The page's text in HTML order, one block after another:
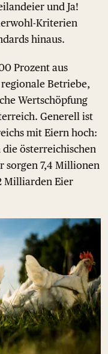
und Ja!
Kriterien
hinaus.
Prozent aus
Betriebe,
Wertschöpfung
Generell ist
mit Eiern hoch:
die österreichischen
sorgen 7,4 Millionen
Milliarden Eier